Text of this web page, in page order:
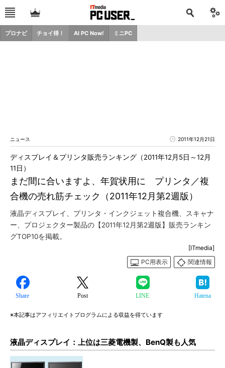
プロナビ チョイ得！ AI PC Now! ミニPC
ニュース 2011年12月21日
まだ間に合いますよ、年賀状用に プリンタ／複
合機の売れ筋チェック（2011年12月第2週版）
ディスプレイ＆プリンタ販売ランキング（2011年12月5日～12月
11日）
液晶ディスプレイ、プリンタ・インクジェット複合機、スキャナ
ー、プロジェクター製品の【2011年12月第2週版】販売ランキン
グTOP10を掲載。
[ITmedia]
PC用表示
関連情報
Share Post LINE Hatena
※本記事はアフィリエイトプログラムによる収益を得ています
液晶ディスプレイ：上位は三菱電機製、BenQ製も人気